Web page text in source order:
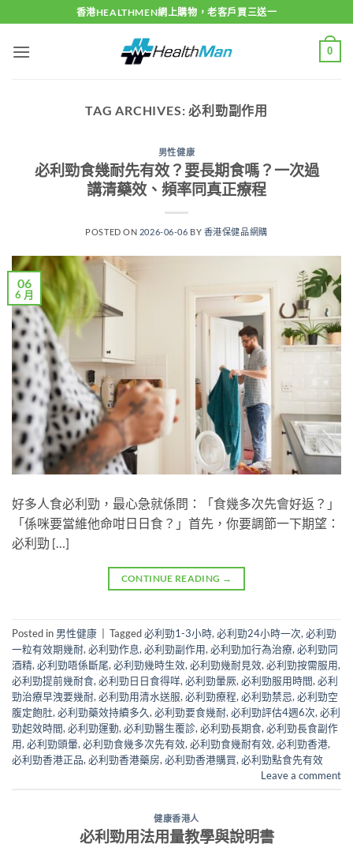
to
content
香港HEALTHMEN網上購物，老客戶買三送一
0
TAG ARCHIVES:必利勁副作用
男性健康
必利勁食幾耐先有效？要長期食嗎？一次過
講清藥效、頻率同真正療程
POSTED ON 2026-06-06 BY 香港保健品網購
06
6 月
好多人食必利勁，最心急就係問：「食幾多次先會好返？」
「係咪要當維他命咁日日食？」首先，你要調節一下期望：
必利勁 […]
CONTINUE READING →
Posted in 男性健康 Tagged必利勁1-3小時, 必利勁24小時一次, 必利勁
一粒有效期幾耐, 必利勁作息, 必利勁副作用, 必利勁加行為治療, 必利勁同
酒精, 必利勁唔係斷尾, 必利勁幾時生效, 必利勁幾耐見效, 必利勁按需服用,
必利勁提前幾耐食, 必利勁日日食得咩, 必利勁暈厥, 必利勁服用時間, 必利
勁治療早洩要幾耐, 必利勁用清水送服, 必利勁療程, 必利勁禁忌, 必利勁空
腹定飽肚, 必利勁藥效持續多久, 必利勁要食幾耐, 必利勁評估4週6次, 必利
勁起效時間, 必利勁運動, 必利勁醫生覆診, 必利勁長期食, 必利勁長食副作
用, 必利勁頭暈, 必利勁食幾多次先有效, 必利勁食幾耐有效, 必利勁香港,
必利勁香港正品, 必利勁香港藥房, 必利勁香港購買, 必利勁點食先有效
Leave a comment
健康香港人
必利勁用法用量教學與說明書